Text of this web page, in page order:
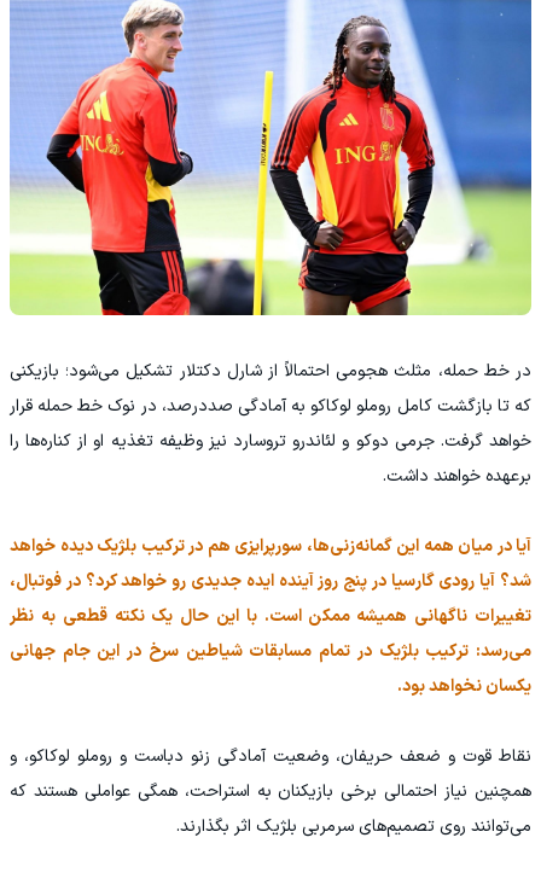
در خط حمله، مثلث هجومی احتمالاً از شارل دکتلار تشکیل می‌شود؛ بازیکنی
که تا بازگشت کامل روملو لوکاکو به آمادگی صددرصد، در نوک خط حمله قرار
خواهد گرفت. جرمی دوکو و لئاندرو تروسارد نیز وظیفه تغذیه او از کناره‌ها را
برعهده خواهند داشت.
آیا در میان همه این گمانه‌زنی‌ها، سورپرایزی هم در ترکیب بلژیک دیده خواهد
شد؟ آیا رودی گارسیا در پنج روز آینده ایده جدیدی رو خواهد کرد؟ در فوتبال،
تغییرات ناگهانی همیشه ممکن است. با این حال یک نکته قطعی به نظر
می‌رسد: ترکیب بلژیک در تمام مسابقات شیاطین سرخ در این جام جهانی
یکسان نخواهد بود.
نقاط قوت و ضعف حریفان، وضعیت آمادگی زنو دباست و روملو لوکاکو، و
همچنین نیاز احتمالی برخی بازیکنان به استراحت، همگی عواملی هستند که
می‌توانند روی تصمیم‌های سرمربی بلژیک اثر بگذارند.